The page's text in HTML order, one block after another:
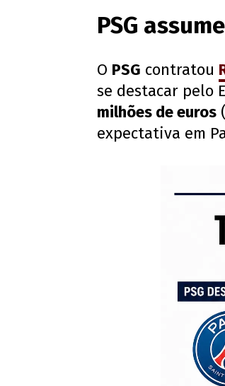
PSG
O PSG contratou
se destacar pelo
milhões de euros
expectativa em